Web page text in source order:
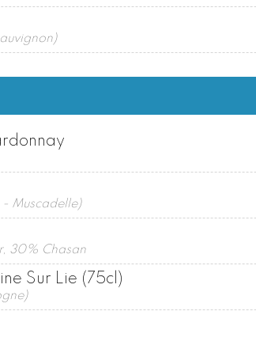
Muscadelle)
30% Chasan
Sur Lie (75cl)